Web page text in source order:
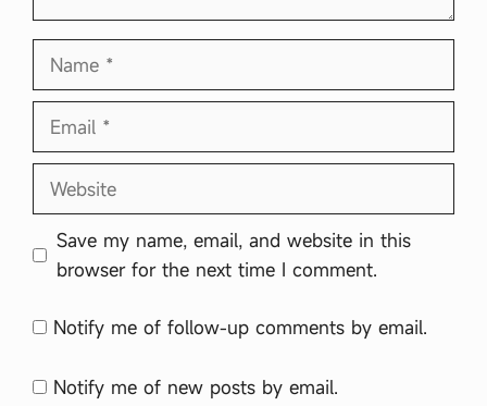
Name
Email
Website
Save my name, email, and website in this
browser for the next time I comment.
Notify me of follow-up comments by email.
Notify me of new posts by email.